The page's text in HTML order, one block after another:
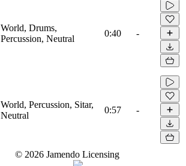
World, Drums,
Percussion, Neutral
0:40 -
World, Percussion, Sitar,
Neutral
0:57 -
© 2026 Jamendo Licensing